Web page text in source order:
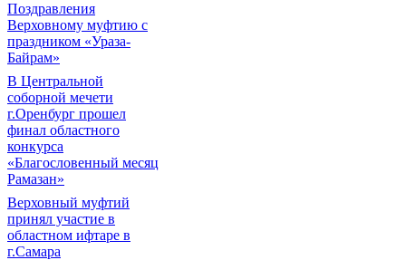
Поздравления
Верховному муфтию с
праздником «Ураза-
Байрам»
В Центральной
соборной мечети
г.Оренбург прошел
финал областного
конкурса
«Благословенный месяц
Рамазан»
Верховный муфтий
принял участие в
областном ифтаре в
г.Самара